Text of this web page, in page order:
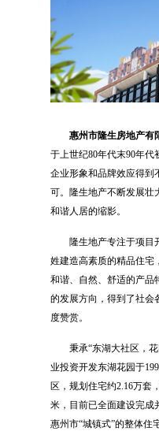
惠州市隆生房地产有
于上世纪80年代末90年代
企业形象和品牌效应得到
可。隆生地产不断发展壮
和谐人居的缩影。
隆生地产专注于项目
姓建造高素质的精品住宅
和谐、自然、舒适的产品
的发展方向，得到了社会
度赞赏。
秉承“东湖大社区，
业投资开发东湖花园于
区，规划住宅约2.16万套
米，目前已全面建设完成
惠州市“城镇式”的整体住